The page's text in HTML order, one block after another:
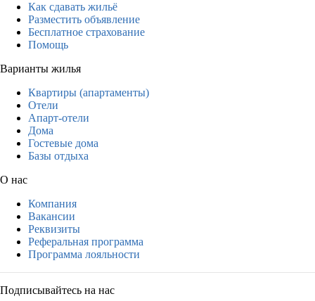
Как сдавать жильё
Разместить объявление
Бесплатное страхование
Помощь
Варианты жилья
Квартиры (апартаменты)
Отели
Апарт-отели
Дома
Гостевые дома
Базы отдыха
О нас
Компания
Вакансии
Реквизиты
Реферальная программа
Программа лояльности
Подписывайтесь на нас